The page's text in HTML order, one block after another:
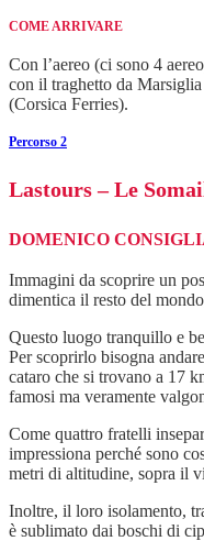
COME ARRIVARE
Con l’aereo (ci sono 4
con il traghetto da
(Corsica Ferries).
Percorso 2
Lastours – Le
DOMENICO
Immagini da scoprire un
dimentica il resto del
Questo luogo tranquillo e
Per scoprirlo bisogna
cataro che si trovano a 17
famosi ma veramente
Come quattro fratelli
impressiona perché sono
metri di altitudine, sopra il
Inoltre, il loro isolamento,
è sublimato dai boschi di